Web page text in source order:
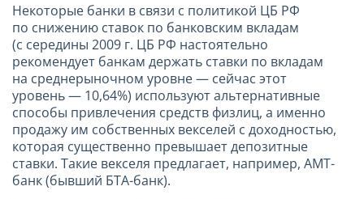
Некоторые банки в связи с политикой ЦБ РФ
по снижению ставок по банковским вкладам
(с середины 2009 г. ЦБ РФ настоятельно
рекомендует банкам держать ставки по вкладам
на среднерыночном уровне — сейчас этот
уровень — 10,64%) используют альтернативные
способы привлечения средств физлиц, а именно
продажу им собственных векселей с доходностью,
которая существенно превышает депозитные
ставки. Такие векселя предлагает, например, АМТ-
банк (бывший БТА-банк).